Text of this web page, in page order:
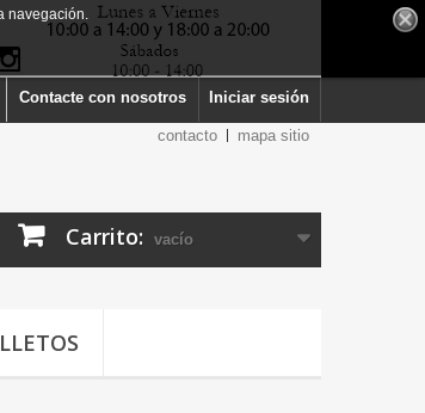
Iniciar sesión
Contacte con nosotros
contacto
mapa sitio
navegación.
Carrito: vacío